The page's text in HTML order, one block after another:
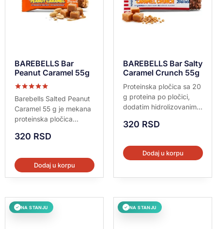
BAREBELLS Bar
Peanut Caramel 55g
Ocenjeno sa
5.00
od 5
Barebells Salted Peanut
Caramel 55 g je mekana
proteinska pločica...
320 RSD
Dodaj u korpu
BAREBELLS Bar Salty
Caramel Crunch 55g
Proteinska pločica sa 20
g proteina po pločici,
dodatim hidrolizovanim...
320 RSD
Dodaj u korpu
✓ NA STANJU ✓ NA STANJU